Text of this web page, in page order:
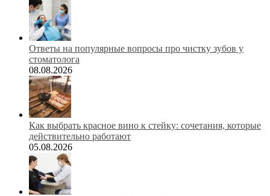
Ответы на популярные вопросы про чистку зубов у
стоматолога
08.08.2026
Как выбрать красное вино к стейку: сочетания, которые
действительно работают
05.08.2026